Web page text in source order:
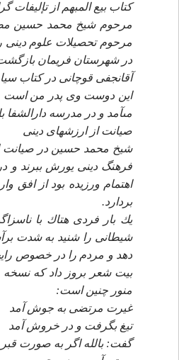
كتاب بيع المبهم از تإليفات
مرحوم تحصيلات علوم دينى
در شهرستان فريمان
آقانجفى قوچانى در كتاب
مىآمد و در مدرسه دارالشفا
صيانت از ارزشهاى دينى
شيخ محمد حسين در صيانت
فرهنگ دينى يورش ببرند و
اهتمام ورزيده بود از
بردارد.
يك بار فردى هتاك با
شيطانى را شنيد به شدت
دهد و مردم را در خصوص
بيت شعر بروز داد كه نسخه
منور چنين است:
غيرت مرتضى به جوش آمد
تيغ بگرفت و در خروش آمد
گفت: بالله اگر به صورت قبر